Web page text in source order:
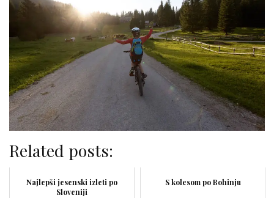
Related posts:
Najlepši jesenski izleti po
Sloveniji
S kolesom po Bohinju